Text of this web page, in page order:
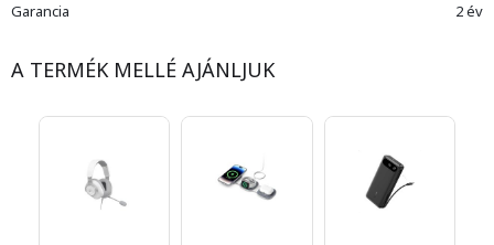
Garancia
2 év
A TERMÉK MELLÉ AJÁNLJUK